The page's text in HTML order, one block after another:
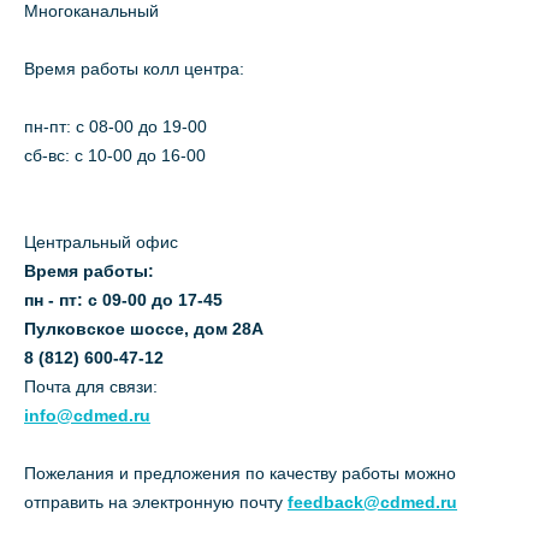
Многоканальный
Время работы колл центра:
пн-пт: c 08-00 до 19-00
сб-вс: с 10-00 до 16-00
Центральный офис
Время работы:
пн - пт: с 09-00 до 17-45
Пулковское шоссе, дом 28А
8 (812) 600-47-12
Почта для связи:
info@cdmed.ru
Пожелания и предложения по качеству работы можно
отправить на электронную почту feedback@cdmed.ru